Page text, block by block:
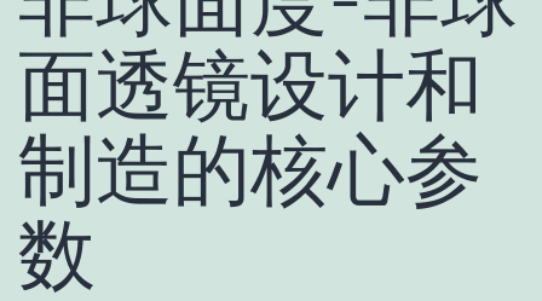
面透镜设计和
制造的核心参
数